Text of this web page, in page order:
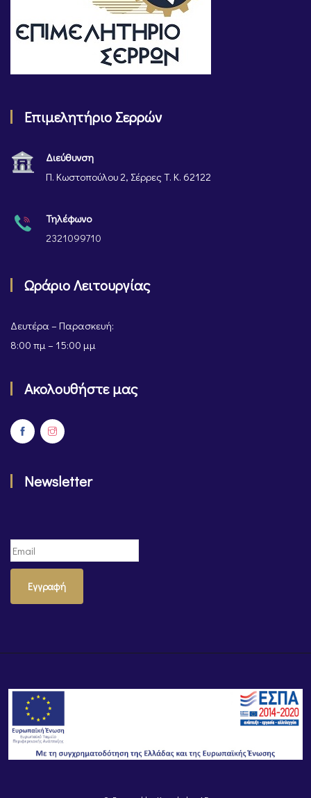
Επιμελητήριο Σερρών
Διεύθυνση
Π. Κωστοπούλου 2, Σέρρες Τ. Κ. 62122
Τηλέφωνο
2321099710
Ωράριο Λειτουργίας
Δευτέρα – Παρασκευή:
8:00 πμ – 15:00 μμ
Ακολουθήστε μας
Newsletter
Εγγραφή